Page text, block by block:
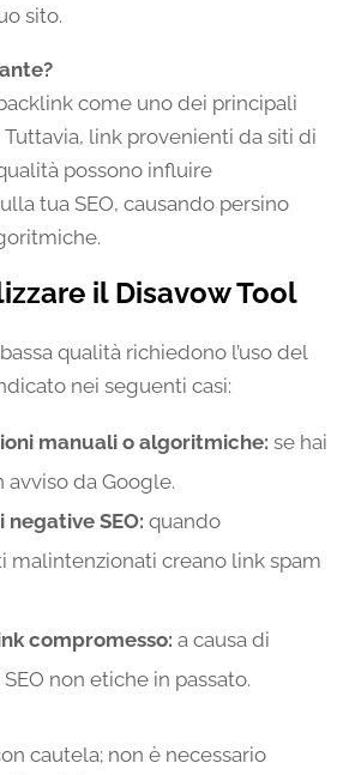
sito.
come uno dei principali
link provenienti da siti di
possono influire
tua SEO, causando persino
il Disavow Tool
qualità richiedono l’uso del
nei seguenti casi:
manuali o algoritmiche: se hai
avviso da Google.
SEO: quando
malintenzionati creano link spam
compromesso: a causa di
non etiche in passato.
cautela; non è necessario